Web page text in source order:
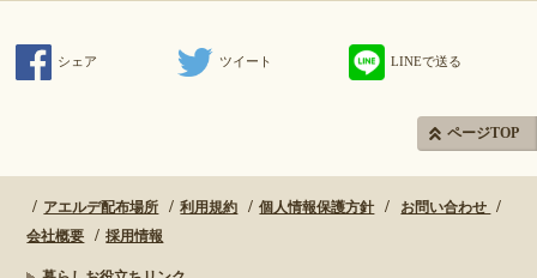
シェア ツイート LINEで送る
ページTOP
アエルデ配布場所 利用規約 個人情報保護方針
お問い合わせ
会社概要
採用情報